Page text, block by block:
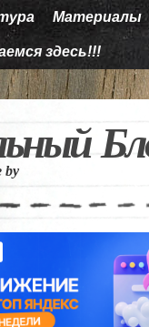
Материалы
здесь!!!
by